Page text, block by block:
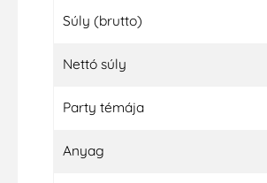
Súly (brutto)
Nettó súly
Party témája
Anyag